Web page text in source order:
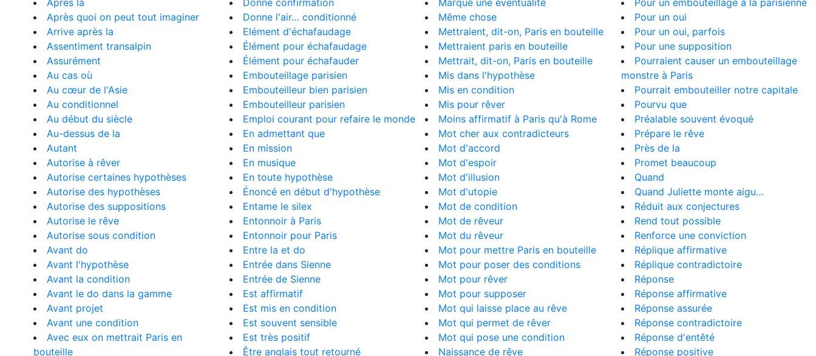
Après la
Après quoi on peut tout imaginer
Arrive après la
Assentiment transalpin
Assurément
Au cas où
Au cœur de l'Asie
Au conditionnel
Au début du siècle
Au-dessus de la
Autant
Autorise à rêver
Autorise certaines hypothèses
Autorise des hypothèses
Autorise des suppositions
Autorise le rêve
Autorise sous condition
Avant do
Avant l'hypothèse
Avant la condition
Avant le do dans la gamme
Avant projet
Avant une condition
Avec eux on mettrait Paris en
bouteille
Donne confirmation
Donne l'air… conditionné
Elément d'échafaudage
Élément pour échafaudage
Élément pour échafauder
Embouteillage parisien
Embouteilleur bien parisien
Embouteilleur parisien
Emploi courant pour refaire le monde
En admettant que
En mission
En musique
En toute hypothèse
Énoncé en début d'hypothèse
Entame le silex
Entonnoir à Paris
Entonnoir pour Paris
Entre la et do
Entrée dans Sienne
Entrée de Sienne
Est affirmatif
Est mis en condition
Est souvent sensible
Est très positif
Être anglais tout retourné
Marque une éventualité
Même chose
Mettraient, dit-on, Paris en bouteille
Mettraient paris en bouteille
Mettrait, dit-on, Paris en bouteille
Mis dans l'hypothèse
Mis en condition
Mis pour rêver
Moins affirmatif à Paris qu'à Rome
Mot cher aux contradicteurs
Mot d'accord
Mot d'espoir
Mot d'illusion
Mot d'utopie
Mot de condition
Mot de rêveur
Mot du rêveur
Mot pour mettre Paris en bouteille
Mot pour poser des conditions
Mot pour rêver
Mot pour supposer
Mot qui laisse place au rêve
Mot qui permet de rêver
Mot qui pose une condition
Naissance de rêve
Pour un embouteillage à la parisienne
Pour un oui
Pour un oui, parfois
Pour une supposition
Pourraient causer un embouteillage
monstre à Paris
Pourrait embouteiller notre capitale
Pourvu que
Préalable souvent évoqué
Prépare le rêve
Près de la
Promet beaucoup
Quand
Quand Juliette monte aigu…
Réduit aux conjectures
Rend tout possible
Renforce une conviction
Réplique affirmative
Réplique contradictoire
Réponse
Réponse affirmative
Réponse assurée
Réponse contradictoire
Réponse d'entêté
Réponse positive